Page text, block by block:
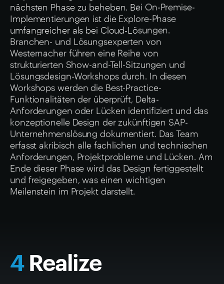
Implementierungen ist die Explore-Phase
umfangreicher als bei Cloud-Lösungen.
Branchen- und Lösungsexperten von
Westernacher führen eine Reihe von
strukturierten Show-and-Tell-Sitzungen und
Lösungsdesign-Workshops durch. In diesen
Workshops werden die Best-Practice-
Funktionalitäten der überprüft, Delta-
Anforderungen oder Lücken identifiziert und das
konzeptionelle Design der zukünftigen SAP-
Unternehmenslösung dokumentiert. Das Team
erfasst akribisch alle fachlichen und technischen
Anforderungen, Projektprobleme und Lücken. Am
Ende dieser Phase wird das Design fertiggestellt
und freigegeben, was einen wichtigen
Meilenstein im Projekt darstellt.
4 Realize